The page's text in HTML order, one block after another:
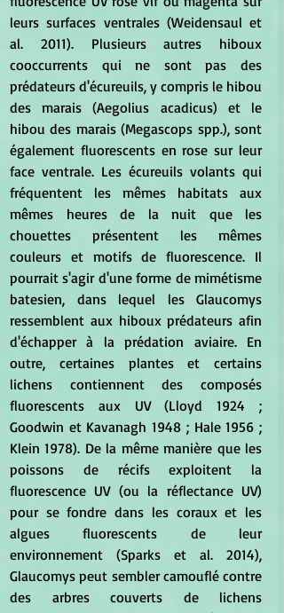
leurs surfaces ventrales (Weidensaul et
al. 2011). Plusieurs autres hiboux
cooccurrents qui ne sont pas des
prédateurs d'écureuils, y compris le hibou
des marais (Aegolius acadicus) et le
hibou des marais (Megascops spp.), sont
également fluorescents en rose sur leur
face ventrale. Les écureuils volants qui
fréquentent les mêmes habitats aux
mêmes heures de la nuit que les
chouettes présentent les mêmes
couleurs et motifs de fluorescence. Il
pourrait s'agir d'une forme de mimétisme
batesien, dans lequel les Glaucomys
ressemblent aux hiboux prédateurs afin
d'échapper à la prédation aviaire. En
outre, certaines plantes et certains
lichens contiennent des composés
fluorescents aux UV (Lloyd 1924 ;
Goodwin et Kavanagh 1948 ; Hale 1956 ;
Klein 1978). De la même manière que les
poissons de récifs exploitent la
fluorescence UV (ou la réflectance UV)
pour se fondre dans les coraux et les
algues fluorescents de leur
environnement (Sparks et al. 2014),
Glaucomys peut sembler camouflé contre
des arbres couverts de lichens